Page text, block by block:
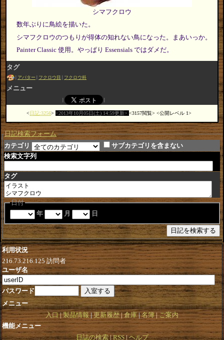
シマフクロウ
数年ぶりに鳥絵を描いた。
シマフクロウのつもりが得体の知れない鳥になった。まあいっか。
Painter Classic 使用。やっぱり Essensials ではダメだ。
タグ
アバター フクロウ目 フクロウ科
メニュー
日記:3256 2013年10月05日(土) 14:59更新 3157閲覧 公開レベル 1
日記検索フォーム
カテゴリ
サブカテゴリを含まない
検索文字列
タグ
日付
年
月 日
利用状況
216.73.216.125訪問者
ユーザ名
パスワード
メニュー
入口 製品情報 更新履歴 倉庫 名簿 ご案内
機能メニュー
日誌の検索 RSS ヘルプ